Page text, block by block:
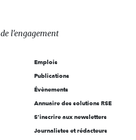
de l'engagement
Emplois
Publications
Évènements
Annuaire des solutions RSE
S'inscrire aux newsletters
Journalistes et rédacteurs